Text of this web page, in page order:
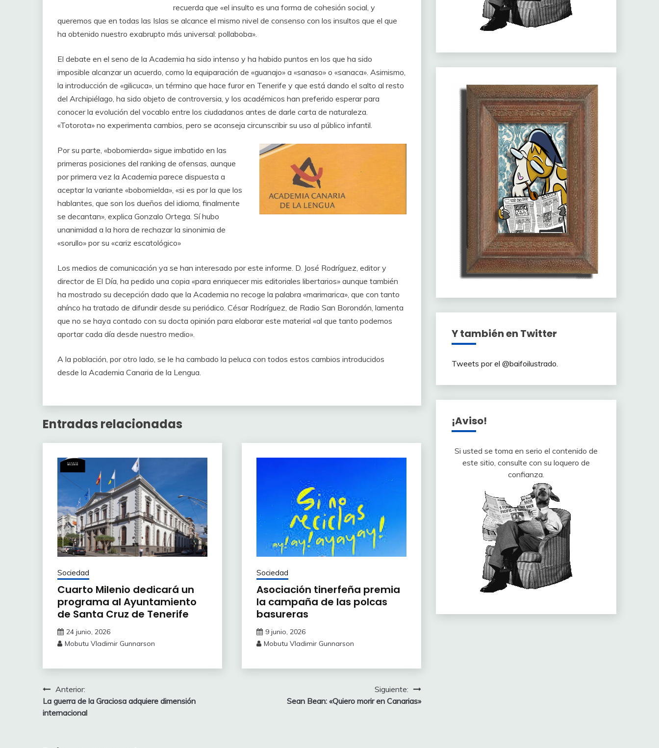
recuerda que «el insulto es una forma de cohesión social, y
queremos que en todas las Islas se alcance el mismo nivel de consenso con los insultos que el que
ha obtenido nuestro exabrupto más universal: pollaboba».
El debate en el seno de la Academia ha sido intenso y ha habido puntos en los que ha sido
imposible alcanzar un acuerdo, como la equiparación de «guanajo» a «sanaso» o «sanaca». Asimismo,
la introducción de «gilicuca», un término que hace furor en Tenerife y que está dando el salto al resto
del Archipiélago, ha sido objeto de controversia, y los académicos han preferido esperar para
conocer la evolución del vocablo entre los ciudadanos antes de darle carta de naturaleza.
«Totorota» no experimenta cambios, pero se aconseja circunscribir su uso al público infantil.
Por su parte, «bobomierda» sigue imbatido en las
primeras posiciones del ranking de ofensas, aunque
por primera vez la Academia parece dispuesta a
aceptar la variante «bobomielda», «si es por la que los
hablantes, que son los dueños del idioma, finalmente
se decantan», explica Gonzalo Ortega. Sí hubo
unanimidad a la hora de rechazar la sinonimia de
«sorullo» por su «cariz escatológico»
Los medios de comunicación ya se han interesado por este informe. D. José Rodríguez, editor y
director de El Día, ha pedido una copia «para enriquecer mis editoriales libertarios» aunque también
ha mostrado su decepción dado que la Academia no recoge la palabra «marimarica», que con tanto
ahínco ha tratado de difundir desde su periódico. César Rodríguez, de Radio San Borondón, lamenta
que no se haya contado con su docta opinión para elaborar este material «al que tanto podemos
aportar cada día desde nuestro medio».
A la población, por otro lado, se le ha cambado la peluca con todos estos cambios introducidos
desde la Academia Canaria de la Lengua.
Entradas relacionadas
Sociedad
Cuarto Milenio dedicará un
programa al Ayuntamiento
de Santa Cruz de Tenerife
24 junio, 2026
Mobutu Vladimir Gunnarson
Sociedad
Asociación tinerfeña premia
la campaña de las polcas
basureras
9 junio, 2026
Mobutu Vladimir Gunnarson
Navegación
de
Anterior:
La guerra de la Graciosa adquiere dimensión
internacional
Siguiente:
Sean Bean: «Quiero morir en Canarias»
Y también en Twitter
Tweets por el @baifoilustrado.
¡Aviso!
Si usted se toma en serio el contenido de
este sitio, consulte con su loquero de
confianza.